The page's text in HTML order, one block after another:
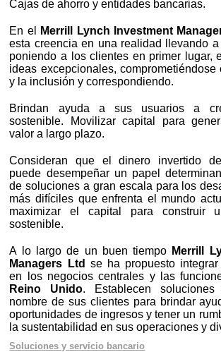
Cajas de ahorro y entidades bancarias.
En el Merrill Lynch Investment
esta creencia en una realidad llevando
poniendo a los clientes en primer lugar,
ideas excepcionales, comprometiéndose
y la inclusión y correspondiendo.
Brindan ayuda a sus usuarios a
sostenible. Movilizar capital para
valor a largo plazo.
Consideran que el dinero invertido
puede desempeñar un papel
de soluciones a gran escala para los
más difíciles que enfrenta el mundo
maximizar el capital para construir
sostenible.
A lo largo de un buen tiempo Merrill
Managers Ltd se ha propuesto
en los negocios centrales y las
Reino Unido. Establecen soluciones
nombre de sus clientes para brindar
oportunidades de ingresos y tener un
la sustentabilidad en sus operaciones y
Soluciones y servicio bancario